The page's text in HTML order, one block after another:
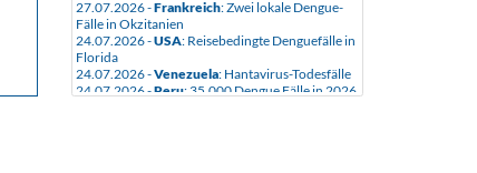
27.07.2026 -Frankreich: Zwei lokale Dengue-
Fälle in Okzitanien
24.07.2026 -USA: Reisebedingte Denguefälle in
Florida
24.07.2026 -Venezuela: Hantavirus-Todesfälle
24.07.2026 -Peru: 35.000 Dengue Fälle in 2026